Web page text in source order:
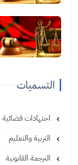
التسميات
اجتهادات قضائية
التربية والتعليم
الترجمة القانونية